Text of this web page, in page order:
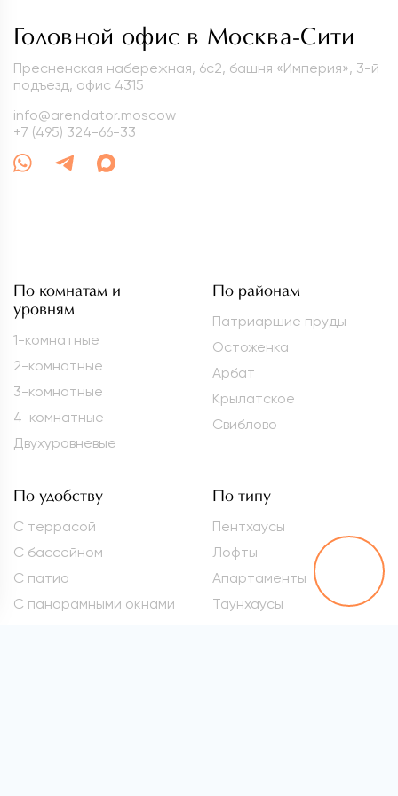
Головной офис в Москва-Сити
Пресненская набережная, 6с2, башня «Империя», 3-й
подъезд, офис 4315
info@arendator.moscow
+7 (495) 324-66-33
По комнатам и
уровням
1-комнатные
2-комнатные
3-комнатные
4-комнатные
Двухуровневые
По районам
Патриаршие пруды
Остоженка
Арбат
Крылатское
Свиблово
По удобству
С террасой
С бассейном
С патио
С панорамными окнами
По типу
Пентхаусы
Лофты
Апартаменты
Таунхаусы
Студии